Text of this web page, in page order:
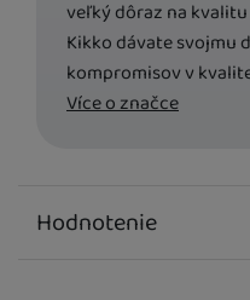
veľký dôraz na
Kikko dávate svojmu
kompromisov v
Více o značce
Hodnotenie